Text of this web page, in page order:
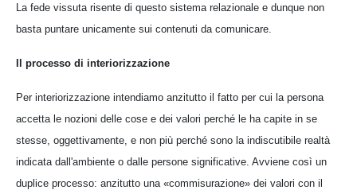
La fede vissuta risente di questo sistema relazionale e dunque non
basta puntare unicamente sui contenuti da comunicare.
Il processo di interiorizzazione
Per interiorizzazione intendiamo anzitutto il fatto per cui la persona
accetta le nozioni delle cose e dei valori perché le ha capite in se
stesse, oggettivamente, e non più perché sono la indiscutibile realtà
indicata dall'ambiente o dalle persone significative. Avviene così un
duplice processo: anzitutto una «commisurazione» dei valori con il